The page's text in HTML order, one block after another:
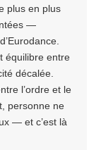
plus en plus
—
équilibre entre
décalée.
l’ordre et le
personne ne
— et c’est là